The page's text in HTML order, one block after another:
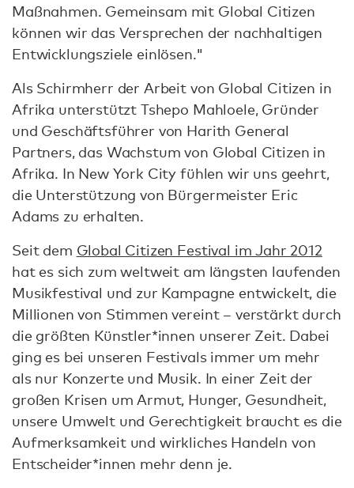
Maßnahmen. Gemeinsam mit Global Citizen
können wir das Versprechen der nachhaltigen
Entwicklungsziele einlösen."
Als Schirmherr der Arbeit von Global Citizen in
Afrika unterstützt Tshepo Mahloele, Gründer
und Geschäftsführer von Harith General
Partners, das Wachstum von Global Citizen in
Afrika. In New York City fühlen wir uns geehrt,
die Unterstützung von Bürgermeister Eric
Adams zu erhalten.
Seit dem Global Citizen Festival im Jahr 2012
hat es sich zum weltweit am längsten laufenden
Musikfestival und zur Kampagne entwickelt, die
Millionen von Stimmen vereint – verstärkt durch
die größten Künstler*innen unserer Zeit. Dabei
ging es bei unseren Festivals immer um mehr
als nur Konzerte und Musik. In einer Zeit der
großen Krisen um Armut, Hunger, Gesundheit,
unsere Umwelt und Gerechtigkeit braucht es die
Aufmerksamkeit und wirkliches Handeln von
Entscheider*innen mehr denn je.